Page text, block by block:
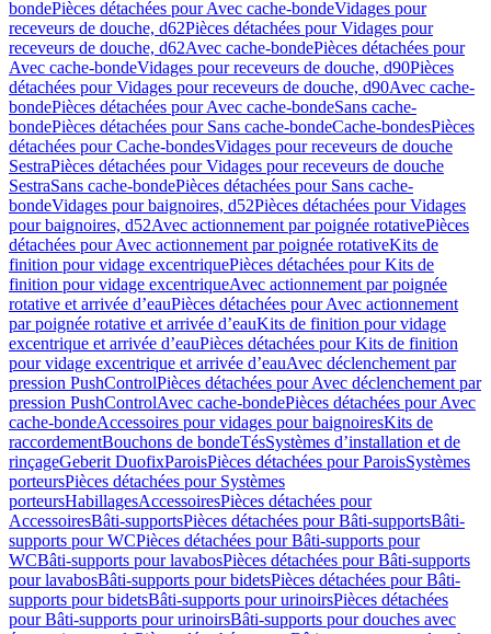
bondePièces détachées pour Avec cache-bondeVidages pour
receveurs de douche, d62Pièces détachées pour Vidages pour
receveurs de douche, d62Avec cache-bondePièces détachées pour
Avec cache-bondeVidages pour receveurs de douche, d90Pièces
détachées pour Vidages pour receveurs de douche, d90Avec cache-
bondePièces détachées pour Avec cache-bondeSans cache-
bondePièces détachées pour Sans cache-bondeCache-bondesPièces
détachées pour Cache-bondesVidages pour receveurs de douche
SestraPièces détachées pour Vidages pour receveurs de douche
SestraSans cache-bondePièces détachées pour Sans cache-
bondeVidages pour baignoires, d52Pièces détachées pour Vidages
pour baignoires, d52Avec actionnement par poignée rotativePièces
détachées pour Avec actionnement par poignée rotativeKits de
finition pour vidage excentriquePièces détachées pour Kits de
finition pour vidage excentriqueAvec actionnement par poignée
rotative et arrivée d’eauPièces détachées pour Avec actionnement
par poignée rotative et arrivée d’eauKits de finition pour vidage
excentrique et arrivée d’eauPièces détachées pour Kits de finition
pour vidage excentrique et arrivée d’eauAvec déclenchement par
pression PushControlPièces détachées pour Avec déclenchement par
pression PushControlAvec cache-bondePièces détachées pour Avec
cache-bondeAccessoires pour vidages pour baignoiresKits de
raccordementBouchons de bondeTésSystèmes d’installation et de
rinçageGeberit DuofixParoisPièces détachées pour ParoisSystèmes
porteursPièces détachées pour Systèmes
porteursHabillagesAccessoiresPièces détachées pour
AccessoiresBâti-supportsPièces détachées pour Bâti-supportsBâti-
supports pour WCPièces détachées pour Bâti-supports pour
WCBâti-supports pour lavabosPièces détachées pour Bâti-supports
pour lavabosBâti-supports pour bidetsPièces détachées pour Bâti-
supports pour bidetsBâti-supports pour urinoirsPièces détachées
pour Bâti-supports pour urinoirsBâti-supports pour douches avec